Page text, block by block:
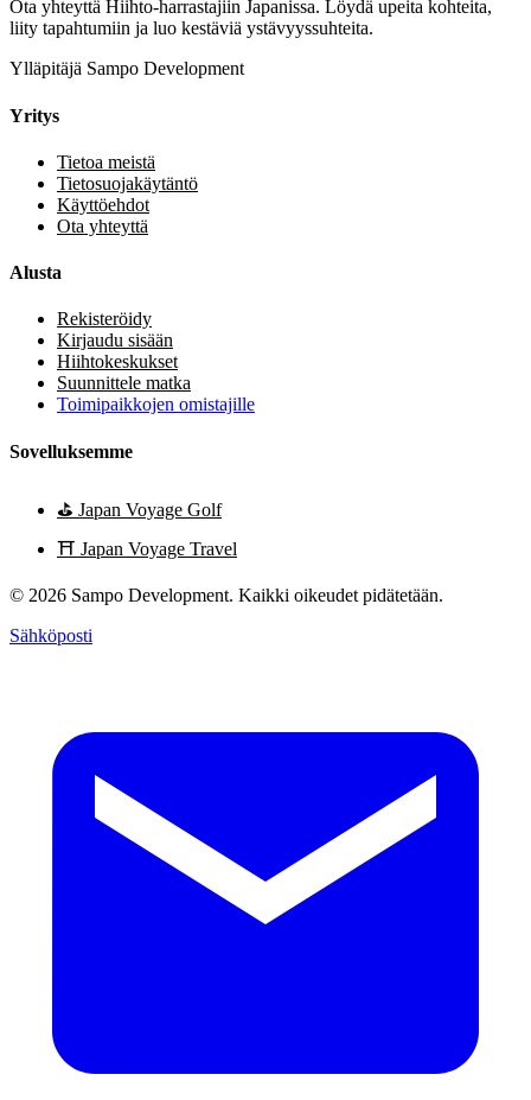
Ota yhteyttä Hiihto-harrastajiin Japanissa. Löydä upeita kohteita,
liity tapahtumiin ja luo kestäviä ystävyyssuhteita.
Ylläpitäjä Sampo Development
Yritys
Tietoa meistä
Tietosuojakäytäntö
Käyttöehdot
Ota yhteyttä
Alusta
Rekisteröidy
Kirjaudu sisään
Hiihtokeskukset
Suunnittele matka
Toimipaikkojen omistajille
Sovelluksemme
⛳ Japan Voyage Golf
⛩️ Japan Voyage Travel
© 2026 Sampo Development. Kaikki oikeudet pidätetään.
Sähköposti